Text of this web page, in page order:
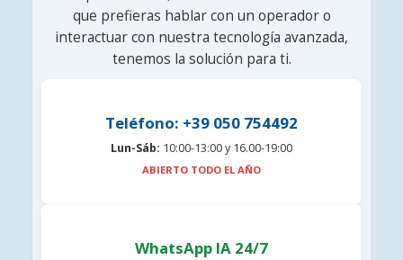
que prefieras hablar con un operador o
interactuar con nuestra tecnología avanzada,
tenemos la solución para ti.
Teléfono: +39 050 754492
Lun-Sáb: 10:00-13:00 y 16.00-19:00
ABIERTO TODO EL AÑO
WhatsApp IA 24/7